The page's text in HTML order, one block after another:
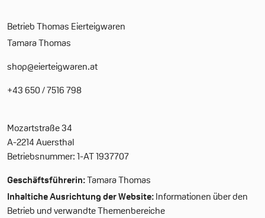
Betrieb Thomas Eierteigwaren
Tamara Thomas
shop@eierteigwaren.at
+43 650 / 7516 798
Mozartstraße 34
A-2214 Auersthal
Betriebsnummer: 1-AT 1937707
Geschäftsführerin:Tamara Thomas
Inhaltiche Ausrichtung der Website:Informationen über den
Betrieb und verwandte Themenbereiche